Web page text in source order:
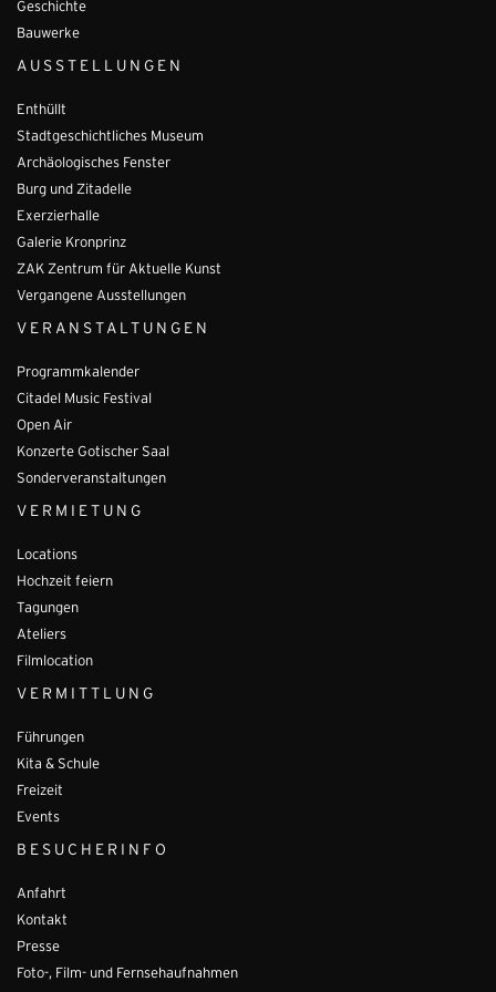
Geschichte
Bauwerke
AUSSTELLUNGEN
Enthüllt
Stadtgeschichtliches Museum
Archäologisches Fenster
Burg und Zitadelle
Exerzierhalle
Galerie Kronprinz
ZAK Zentrum für Aktuelle Kunst
Vergangene Ausstellungen
VERANSTALTUNGEN
Programmkalender
Citadel Music Festival
Open Air
Konzerte Gotischer Saal
Sonderveranstaltungen
VERMIETUNG
Locations
Hochzeit feiern
Tagungen
Ateliers
Filmlocation
VERMITTLUNG
Führungen
Kita & Schule
Freizeit
Events
BESUCHERINFO
Anfahrt
Kontakt
Presse
Foto-, Film- und Fernsehaufnahmen